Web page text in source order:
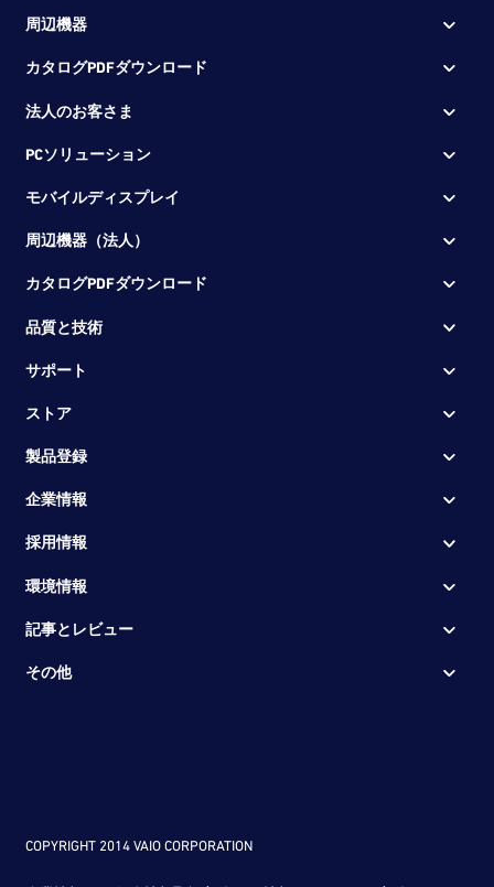
周辺機器
カタログPDFダウンロード
法人のお客さま
PCソリューション
モバイルディスプレイ
周辺機器（法人）
カタログPDFダウンロード
品質と技術
サポート
ストア
製品登録
企業情報
採用情報
環境情報
記事とレビュー
その他
COPYRIGHT 2014 VAIO CORPORATION